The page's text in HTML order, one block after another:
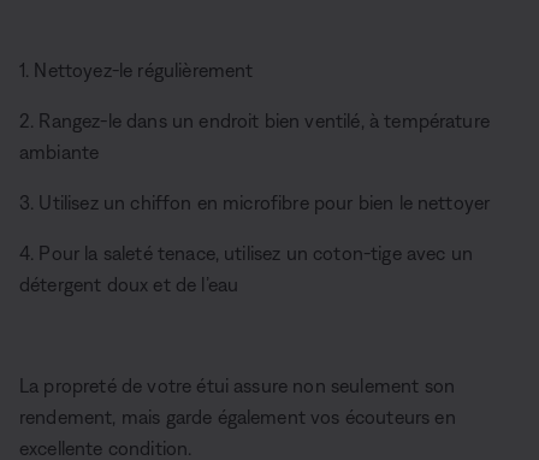
1. Nettoyez-le régulièrement
2. Rangez-le dans un endroit bien ventilé, à température
ambiante
3. Utilisez un chiffon en microfibre pour bien le nettoyer
4. Pour la saleté tenace, utilisez un coton-tige avec un
détergent doux et de l’eau
La propreté de votre étui assure non seulement son
rendement, mais garde également vos écouteurs en
excellente condition.